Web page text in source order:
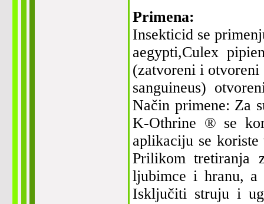
Primena:
Insekticid se
aegypti,Culex
(zatvoreni i
sanguineus)
Način primene: Za
K-Othrine ® se
aplikaciju se
Prilikom tretiranja
ljubimce i hranu, a
Isključiti struju i